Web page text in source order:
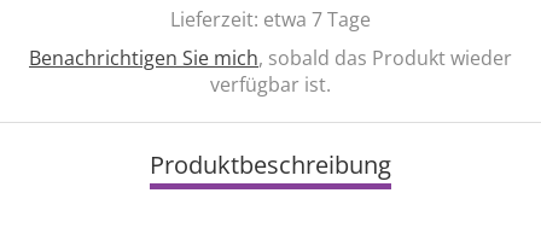
Lieferzeit: etwa 7 Tage
Benachrichtigen Sie mich, sobald das Produkt wieder
verfügbar ist.
Produktbeschreibung